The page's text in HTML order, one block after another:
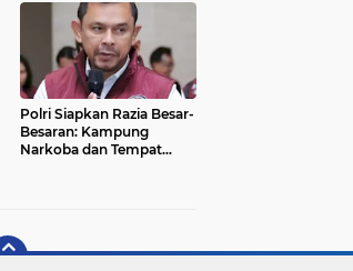
Polri Siapkan Razia Besar-
Besaran: Kampung
Narkoba dan Tempat